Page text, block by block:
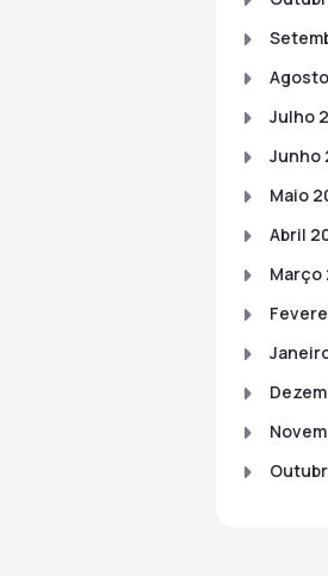
Julho
Junho
Maio
Abril
Março